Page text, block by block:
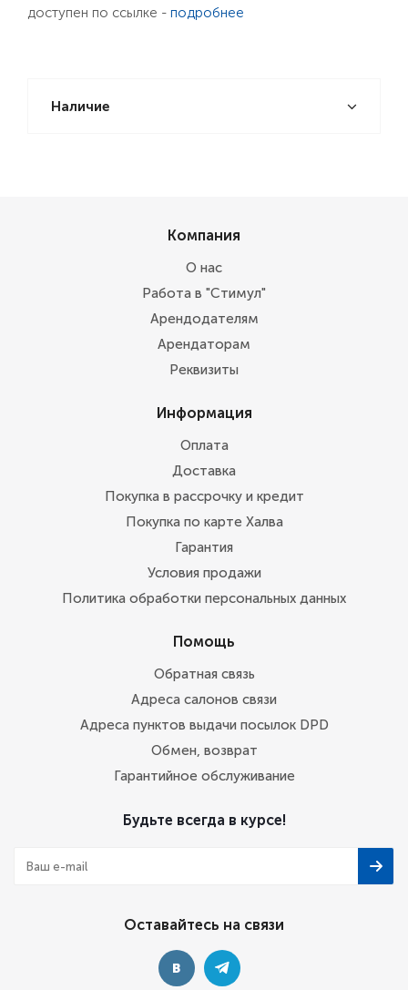
доступен по ссылке - подробнее
Наличие
Компания
О нас
Работа в "Стимул"
Арендодателям
Арендаторам
Реквизиты
Информация
Оплата
Доставка
Покупка в рассрочку и кредит
Покупка по карте Халва
Гарантия
Условия продажи
Политика обработки персональных данных
Помощь
Обратная связь
Адреса салонов связи
Адреса пунктов выдачи посылок DPD
Обмен, возврат
Гарантийное обслуживание
Будьте всегда в курсе!
Оставайтесь на связи